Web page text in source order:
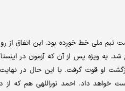
تیم ملی خط خورده بود. این اتفاق از
به ویژه پس از آن که آزمون در
بازگشت او قوت گرفت. با این حال در
و او جام‌جهانی را از دست خواهد داد. احمد